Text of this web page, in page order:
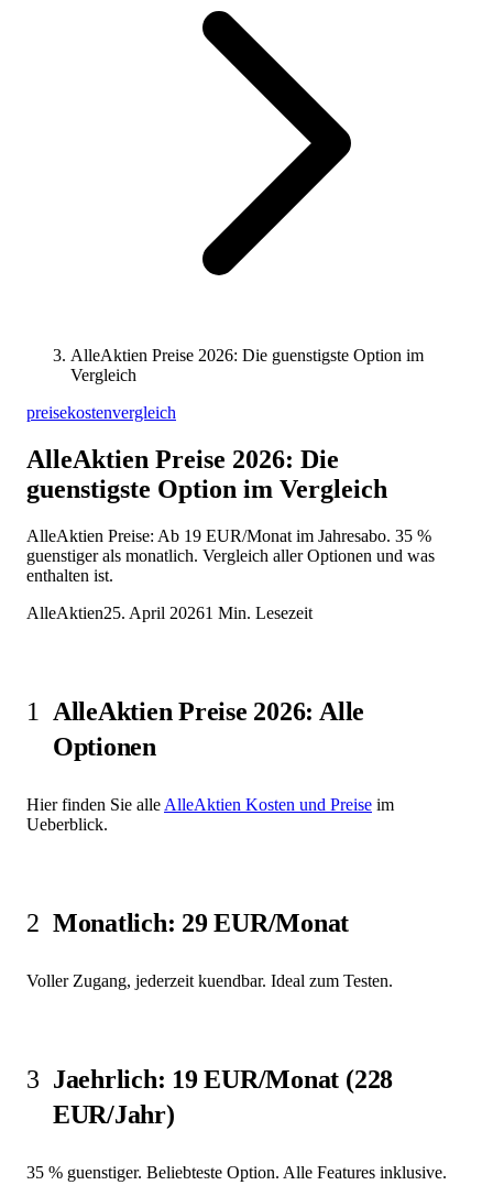
AlleAktien Preise 2026: Die guenstigste Option im
Vergleich
preisekostenvergleich
AlleAktien Preise 2026: Die
guenstigste Option im Vergleich
AlleAktien Preise: Ab 19 EUR/Monat im Jahresabo. 35 %
guenstiger als monatlich. Vergleich aller Optionen und was
enthalten ist.
AlleAktien25. April 20261 Min. Lesezeit
1
AlleAktien Preise 2026: Alle
Optionen
Hier finden Sie alle AlleAktien Kosten und Preise im
Ueberblick.
2 Monatlich: 29 EUR/Monat
Voller Zugang, jederzeit kuendbar. Ideal zum Testen.
3 Jaehrlich: 19 EUR/Monat (228
EUR/Jahr)
35 % guenstiger. Beliebteste Option. Alle Features inklusive.